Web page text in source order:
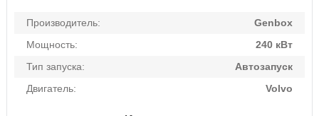
Производитель:
Genbox
Мощность:
240 кВт
Тип запуска:
Автозапуск
Двигатель:
Volvo